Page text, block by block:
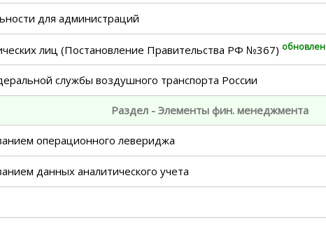
для администраций
лиц (Постановление Правительства РФ №367) обновлен
службы воздушного транспорта России
Раздел - Элементы фин. менеджмента
операционного левериджа
данных аналитического учета